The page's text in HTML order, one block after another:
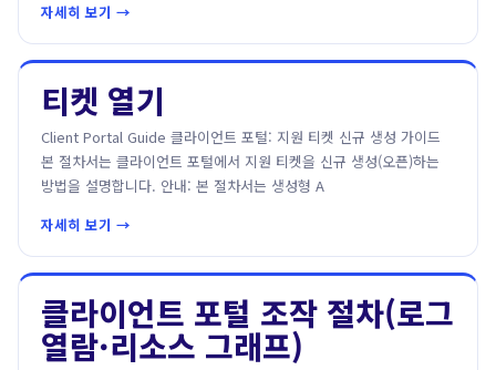
자세히 보기 →
티켓 열기
Client Portal Guide 클라이언트 포털: 지원 티켓 신규 생성 가이드
본 절차서는 클라이언트 포털에서 지원 티켓을 신규 생성(오픈)하는
방법을 설명합니다. 안내: 본 절차서는 생성형 A
자세히 보기 →
클라이언트 포털 조작 절차(로그
열람·리소스 그래프)